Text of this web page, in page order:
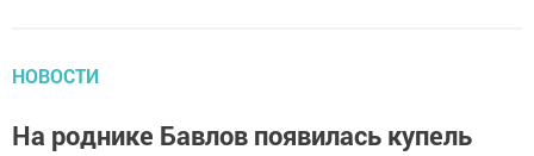
НОВОСТИ
На роднике Бавлов появилась купель